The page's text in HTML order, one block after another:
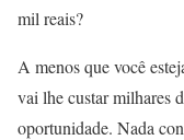
mil reais?
A menos que você
vai lhe custar milhares
oportunidade. Nada